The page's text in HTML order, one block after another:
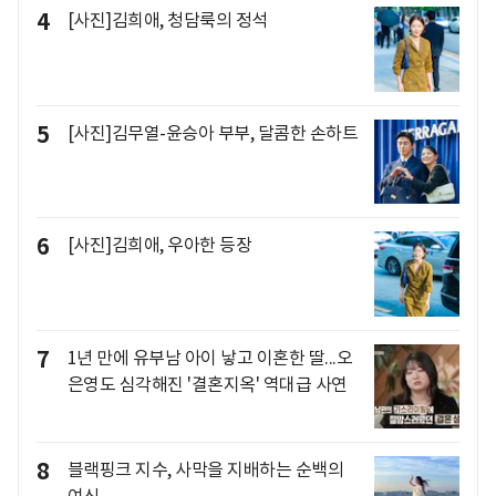
4 [사진]김희애, 청담룩의 정석
5 [사진]김무열-윤승아 부부, 달콤한 손하트
6 [사진]김희애, 우아한 등장
7
1년 만에 유부남 아이 낳고 이혼한 딸...오
은영도 심각해진 '결혼지옥' 역대급 사연
8
블랙핑크 지수, 사막을 지배하는 순백의